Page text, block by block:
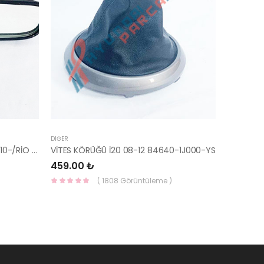
AYNA İÇ BLUE/ELANTRA 11-/CEED 10-/RİO 12-/SPORTAGE 11- 85101-3X100-HMC
DIĞER
VİTES KÖRÜĞÜ İ20 08-12 84640-1J000-YS
459.00 ₺
( 1808 Görüntüleme )